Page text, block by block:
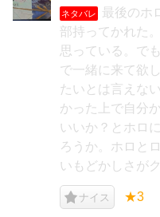
ネタバレ
最後のホ
部持ってかれた
思っている。で
で一緒に来て欲
たいとは言えな
かった上で自分
いいか？とホロ
ろうか。ホロと
いもどかしさが
ナイス ★3